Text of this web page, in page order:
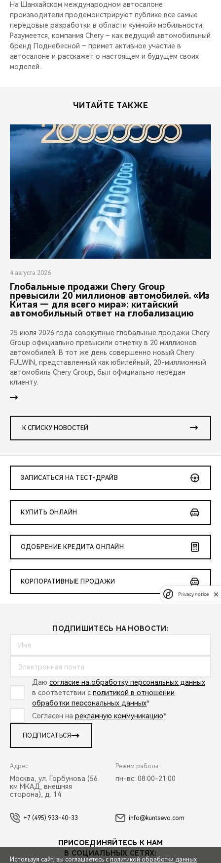
На Шанхайском международном автосалоне
производители продемонстрируют публике все самые
передовые разработки в области «умной» мобильности.
Разумеется, компания Chery – как ведущий автомобильный
бренд Поднебесной – примет активное участие в
автосалоне и расскажет о настоящем и будущем своих
моделей.
ЧИТАЙТЕ ТАКЖЕ
4 августа 2026
Глобальные продажи Chery Group
превысили 20 миллионов автомобилей. «Из
Китая — для всего мира»: китайский
автомобильный ответ на глобализацию
25 июля 2026 года совокупные глобальные продажи Chery
Group официально превысили отметку в 20 миллионов
автомобилей. В тот же день совершенно новый Chery
FULWIN, представленный как юбилейный, 20-миллионный
автомобиль Chery Group, был официально передан
клиенту.
К СПИСКУ НОВОСТЕЙ
ЗАПИСАТЬСЯ НА ТЕСТ-ДРАЙВ
КУПИТЬ ОНЛАЙН
ОДОБРЕНИЕ КРЕДИТА ОНЛАЙН
КОРПОРАТИВНЫЕ ПРОДАЖИ
ПОДПИШИТЕСЬ НА НОВОСТИ:
Даю согласие на обработку персональных данных
в соответствии с политикой в отношении
обработки персональных данных*
Согласен на рекламную коммуникацию*
ПОДПИСАТЬСЯ
Адрес:
Москва, ул. Горбунова (56
км МКАД, внешняя
сторона), д. 14
Режим работы:
пн-вс: 08:00-21:00
+7 (495) 933-40-33 info@kuntsevo.com
ПРИСОЕДИНЯЙТЕСЬ К НАМ
В СОЦИАЛЬНЫХ СЕТЯХ:
Используя сайт, вы соглашаетесь с политикой обработки данных
Privacy notice